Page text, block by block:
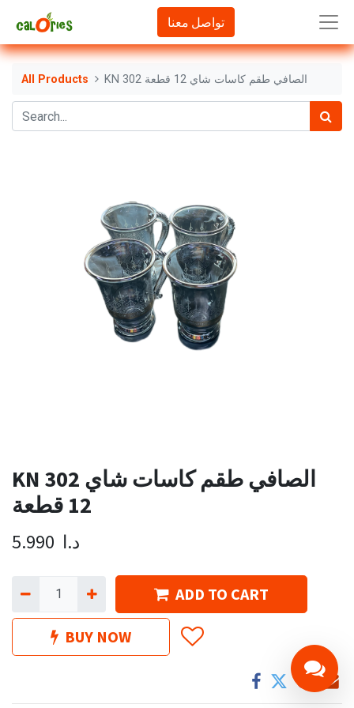
تواصل معنا
All Products KN 302 الصافي طقم كاسات شاي 12 قطعة
KN 302 الصافي طقم كاسات شاي
12 قطعة
5.990 د.ا
ADD TO CART
BUY NOW